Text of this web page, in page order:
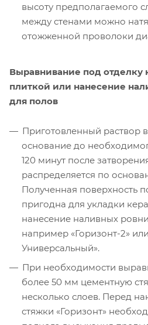
высоту предполагаемого
между стенами можно
отожженной проволоки
Выравнивание под отделку
плиткой или нанесение
для полов
Приготовленный раствор
основание до
120 минут после
распределяется по
Полученная поверхность
пригодна для укладки
нанесение наливных
например «Горизонт-2»
Универсальный».
При необходимости
более 50 мм цементную
несколько слоев. Перед
стяжки «Горизонт»